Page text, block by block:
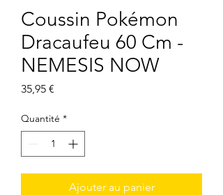
Coussin Pokémon
Dracaufeu 60 Cm -
NEMESIS NOW
35,95 €
Quantité *
Ajouter au panier